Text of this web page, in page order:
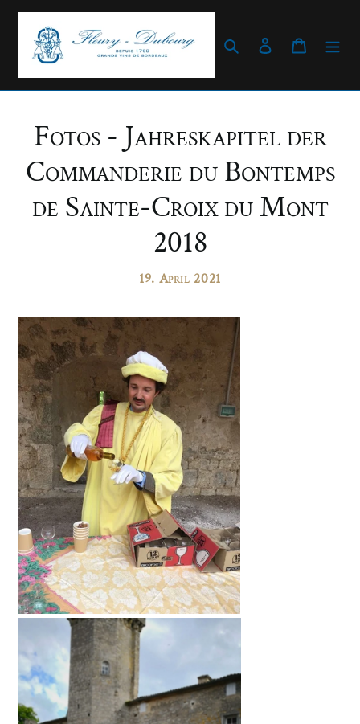
Inhalt
Suchen Einloggen
Fotos - Jahreskapitel der
Commanderie du Bontemps
de Sainte-Croix du Mont
2018
19. April 2021